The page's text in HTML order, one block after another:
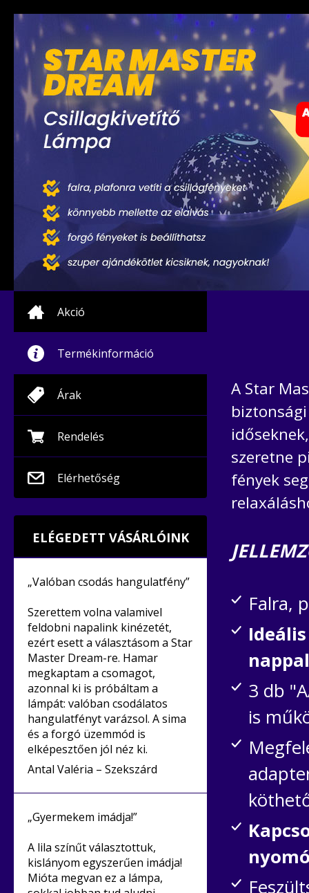
Akció
Termékinformáció
Árak
Rendelés
Elérhetőség
ELÉGEDETT VÁSÁRLÓINK
„Valóban csodás hangulatfény”
Szerettem volna valamivel
feldobni napalink kinézetét,
ezért esett a választásom a Star
Master Dream-re. Hamar
megkaptam a csomagot,
azonnal ki is próbáltam a
lámpát: valóban csodálatos
hangulatfényt varázsol. A sima
és a forgó üzemmód is
elképesztően jól néz ki.
Antal Valéria – Szekszárd
„Gyermekem imádja!”
A lila színűt választottuk,
kislányom egyszerűen imádja!
Mióta megvan ez a lámpa,
A Star
szeretne
fények
Falra,
3 db
is